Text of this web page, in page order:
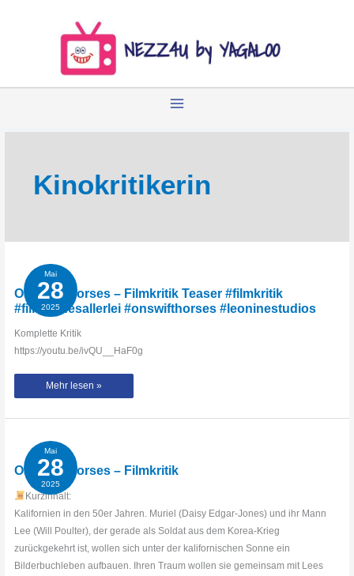
Kinokritikerin
Mai
28
2025
On Swift Horses – Filmkritik Teaser #filmkritik
#filmischesallerlei #onswifthorses #leoninestudios
Komplette Kritik
https://youtu.be/ivQU__HaF0g
On
Filmkritik
#filmischesallerlei
#onswifthorses
#leoninestudios
Mehr lesen »
Mai
28
2025
On Swift Horses – Filmkritik
Kurzinhalt:
Kalifornien in den 50er Jahren. Muriel (Daisy Edgar-Jones) und ihr Mann
Lee (Will Poulter), der gerade als Soldat aus dem Korea-Krieg
zurückgekehrt ist, wollen sich unter der kalifornischen Sonne ein
Bilderbuchleben aufbauen. Ihren Traum wollen sie gemeinsam mit Lees